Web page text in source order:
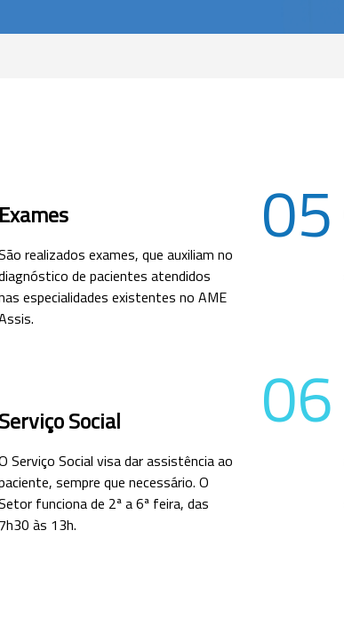
Exames
realizados exames, que auxiliam no
de pacientes atendidos
especialidades existentes no AME
Serviço Social
Serviço Social visa dar assistência ao
sempre que necessário. O
funciona de 2ª a 6ª feira, das
7h30 às 13h.
05
06